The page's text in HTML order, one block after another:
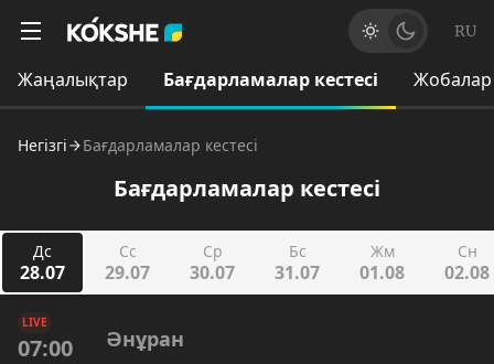
RU
Жаңалықтар Бағдарламалар кестесі Жобалар
Негізгі Бағдарламалар кестесі
Бағдарламалар кестесі
Дс
28.07
Сс
29.07
Ср
30.07
Бс
31.07
Жм
01.08
Сн
02.08
LIVE
07:00 Әнұран